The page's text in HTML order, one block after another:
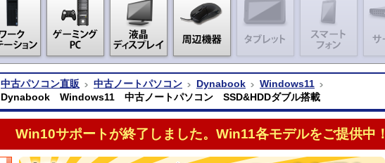
中古パソコン直販 中古ノートパソコン Dynabook
Windows11
Dynabook Windows11 中古ノートパソコン SSD&HDDダブル搭載
Win10サポートが終了しました。Win11各モデルをご提供中！